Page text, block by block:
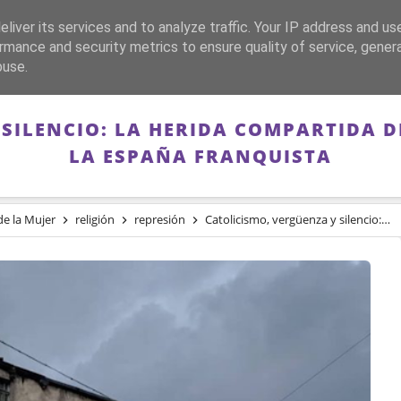
FRANQUISMO GUERRA DE ESPAÑA MEMORIA
LA HERIDA COMPARTIDA
LA ESPAÑA FRANQUISTA
la Mujer religión represión Catolicismo, vergüenza y silencio: la herida compartida de las mujeres en Irlanda y la España franquista
its services and to analyze traffic. Your IP address and
and security metrics to ensure quality of service,